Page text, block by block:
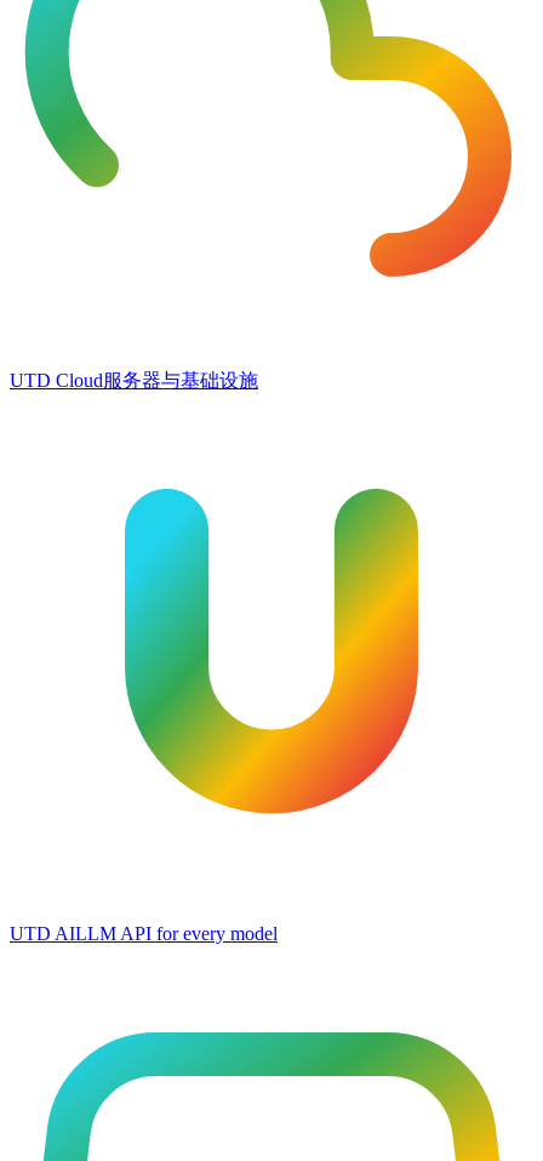
UTD Cloud服务器与基础设施
UTD AILLM API for every model